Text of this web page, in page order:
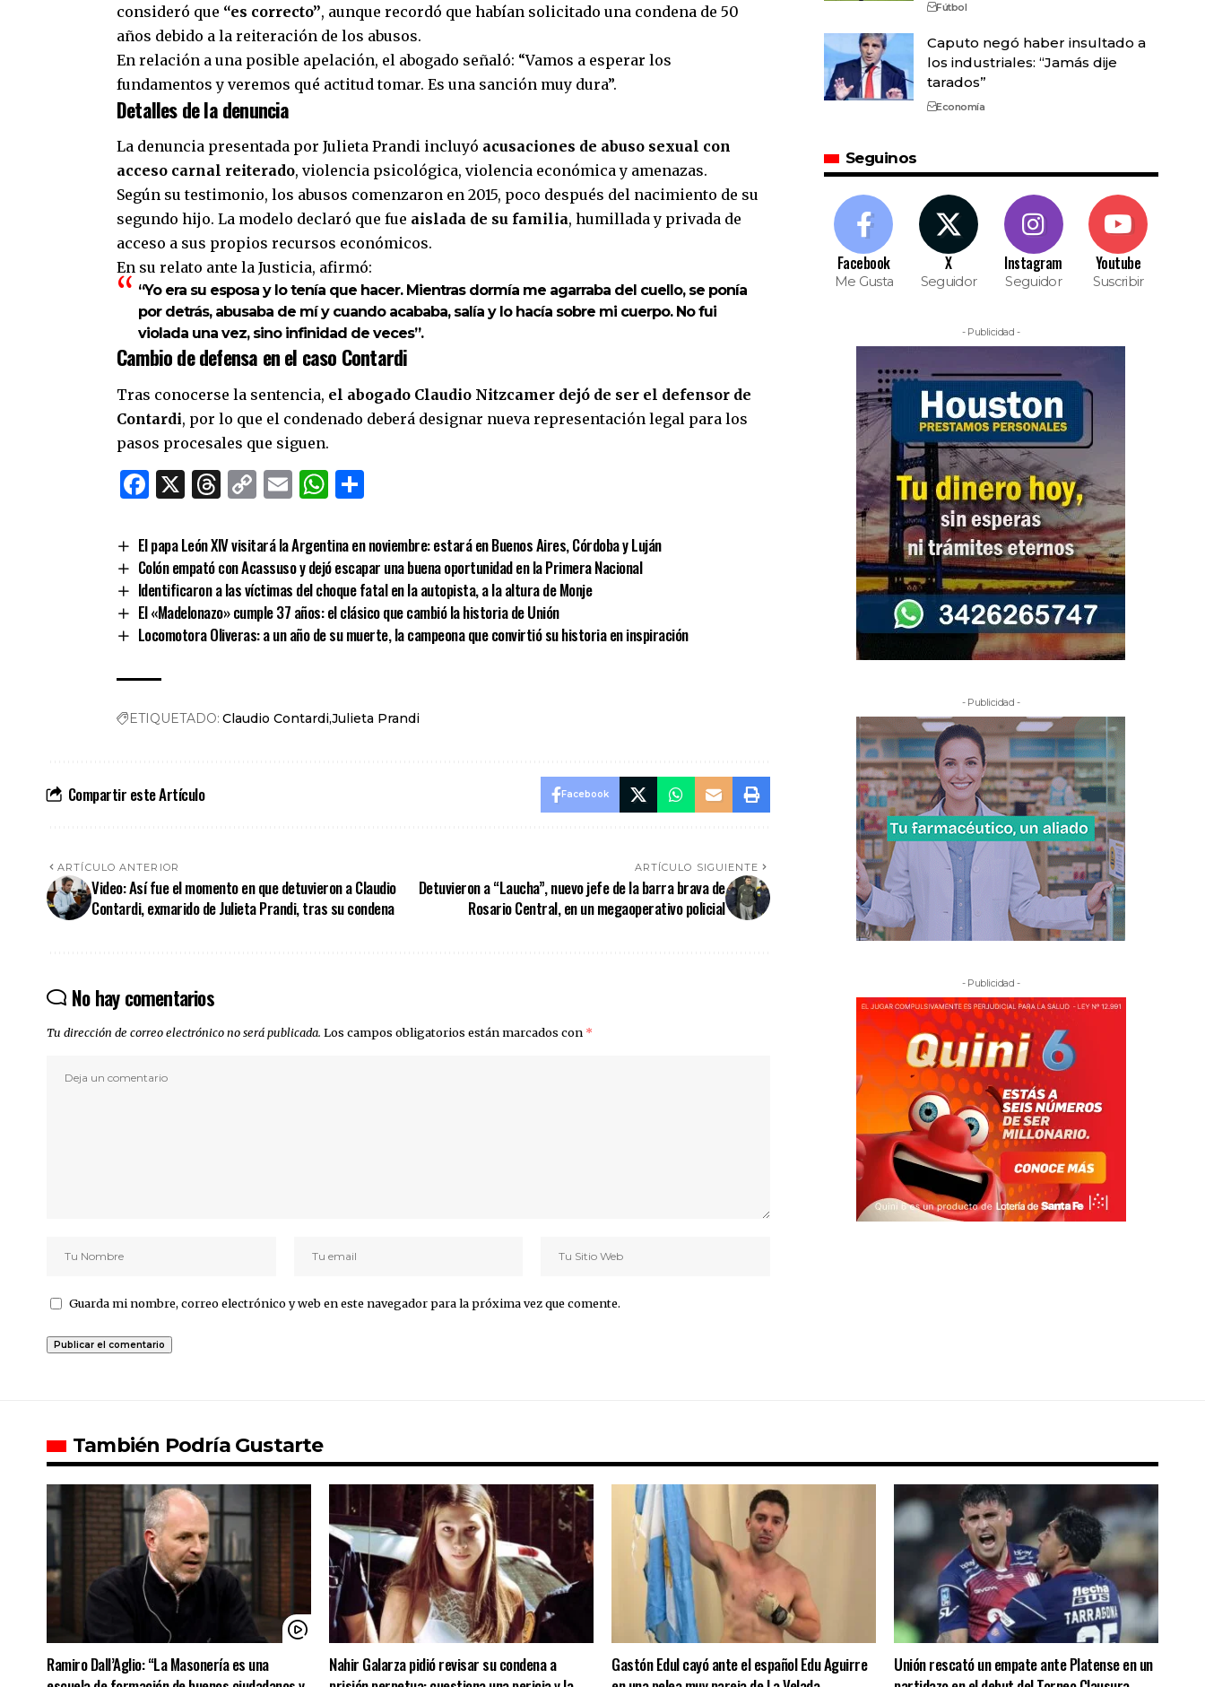
consideró que “es correcto”, aunque recordó que habían solicitado una condena de 50
años debido a la reiteración de los abusos.
En relación a una posible apelación, el abogado señaló: “Vamos a esperar los
fundamentos y veremos qué actitud tomar. Es una sanción muy dura”.
Detalles de la denuncia
La denuncia presentada por Julieta Prandi incluyó acusaciones de abuso sexual con
acceso carnal reiterado, violencia psicológica, violencia económica y amenazas.
Según su testimonio, los abusos comenzaron en 2015, poco después del nacimiento de su
segundo hijo. La modelo declaró que fue aislada de su familia, humillada y privada de
acceso a sus propios recursos económicos.
En su relato ante la Justicia, afirmó:
“Yo era su esposa y lo tenía que hacer. Mientras dormía me agarraba del cuello, se ponía
por detrás, abusaba de mí y cuando acababa, salía y lo hacía sobre mi cuerpo. No fui
violada una vez, sino infinidad de veces”.
Cambio de defensa en el caso Contardi
Tras conocerse la sentencia, el abogado Claudio Nitzcamer dejó de ser el defensor de
Contardi, por lo que el condenado deberá designar nueva representación legal para los
pasos procesales que siguen.
Facebook
X Threads
CopyEmailWhatsApp
El papa León XIV visitará la Argentina en noviembre: estará en Buenos Aires, Córdoba y Luján
Colón empató con Acassuso y dejó escapar una buena oportunidad en la Primera Nacional
Identificaron a las víctimas del choque fatal en la autopista, a la altura de Monje
El «Madelonazo» cumple 37 años: el clásico que cambió la historia de Unión
Locomotora Oliveras: a un año de su muerte, la campeona que convirtió su historia en inspiración
ETIQUETADO: Claudio ContardiJulieta Prandi
Compartir este Artículo Facebook
ARTÍCULO ANTERIOR
Video: Así fue el momento en que detuvieron a Claudio
Contardi, exmarido de Julieta Prandi, tras su condena
ARTÍCULO SIGUIENTE
Detuvieron a “Laucha”, nuevo jefe de la barra brava de
Rosario Central, en un megaoperativo policial
No hay comentarios
Tu dirección de correo electrónico no será publicada. Los campos obligatorios están marcados con *
Guarda mi nombre, correo electrónico y web en este navegador para la próxima vez que comente.
Fútbol
Caputo negó haber insultado a
los industriales: “Jamás dije
tarados”
Economía
Seguinos
Facebook
Me Gusta
X
Seguidor
Instagram
Seguidor
Youtube
Suscribir
- Publicidad -
- Publicidad -
- Publicidad -
También Podría Gustarte
Ramiro Dall’Aglio: “La Masonería es una
Nahir Galarza pidió revisar su condena a
Gastón Edul cayó ante el español Edu Aguirre
Unión rescató un empate ante Platense en un